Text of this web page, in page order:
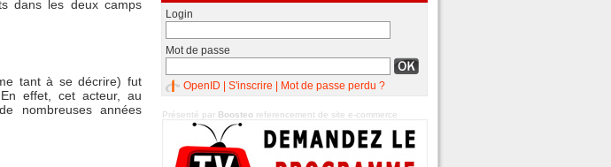
dans les deux camps
tant à se décrire) fut
effet, cet acteur, au
nombreuses années
Login
Mot de passe
OpenID | S'inscrire | Mot de passe perdu ?
Présenté par Boosteo referencement de site e-commerce